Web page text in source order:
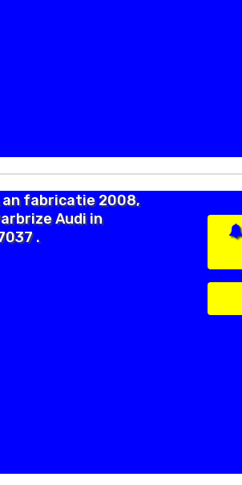
an fabricatie 2008,
Audi in
.